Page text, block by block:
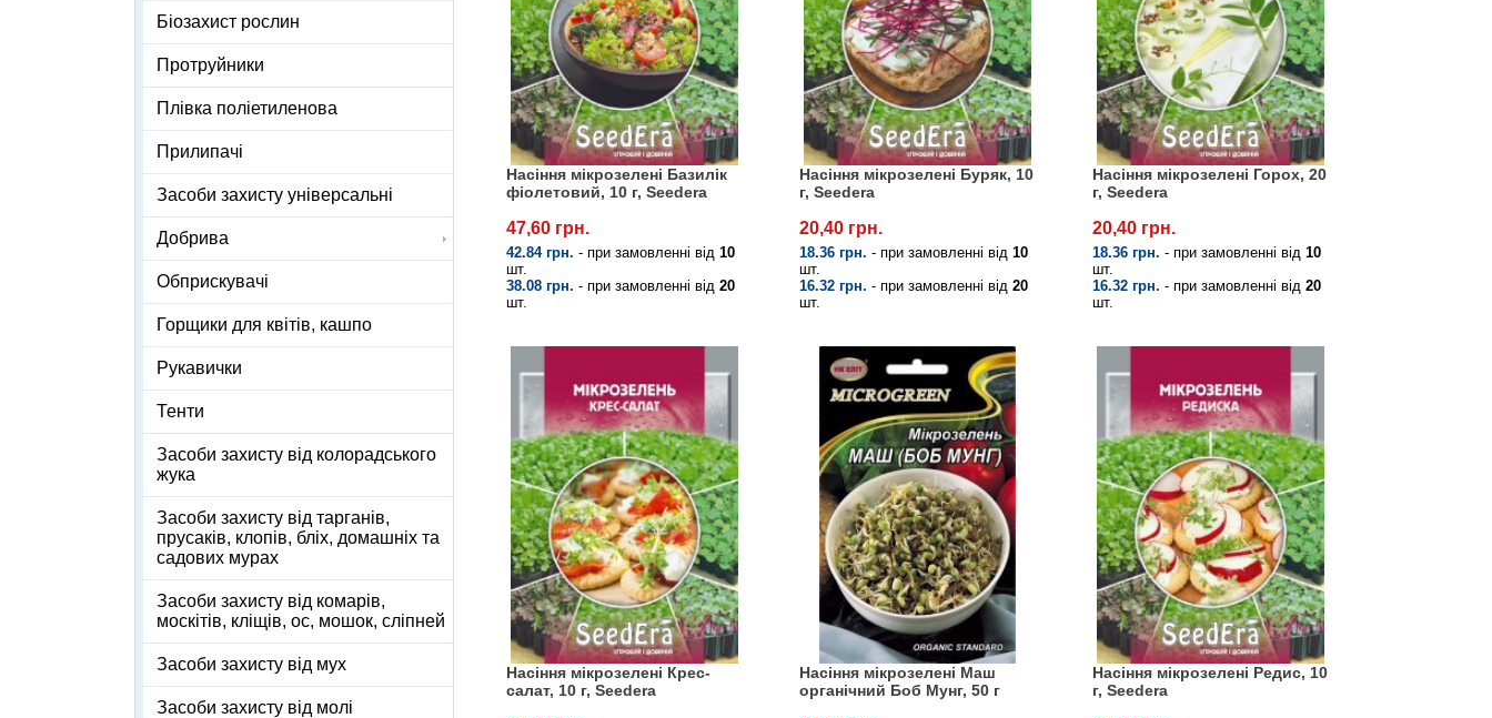
Насіння мікрозелені Базилік
фіолетовий, 10 г, Seedera
47,60 грн.
42.84 грн. - при замовленні від 10
шт.
38.08 грн. - при замовленні від 20
шт.
Насіння мікрозелені Буряк, 10
г, Seedera
20,40 грн.
18.36 грн. - при замовленні від 10
шт.
16.32 грн. - при замовленні від 20
шт.
Насіння мікрозелені Горох, 20
г, Seedera
20,40 грн.
18.36 грн. - при замовленні від 10
шт.
16.32 грн. - при замовленні від 20
шт.
Насіння мікрозелені Крес-
салат, 10 г, Seedera
Насіння мікрозелені Маш
органічний Боб Мунг, 50 г
Насіння мікрозелені Редис, 10
г, Seedera
Біозахист рослин
Протруйники
Плівка поліетиленова
Прилипачі
Засоби захисту універсальні
Добрива
Обприскувачі
Горщики для квітів, кашпо
Рукавички
Тенти
Засоби захисту від колорадського
жука
Засоби захисту від тарганів,
прусаків, клопів, бліх, домашніх та
садових мурах
Засоби захисту від комарів,
москітів, кліщів, ос, мошок, сліпней
Засоби захисту від мух
Засоби захисту від молі